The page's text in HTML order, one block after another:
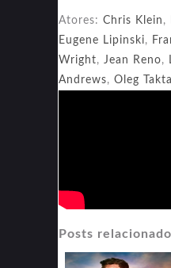
Atores: Chris Klein ,
Eugene Lipinski,
Wright, Jean Reno,
Andrews, Oleg
Posts